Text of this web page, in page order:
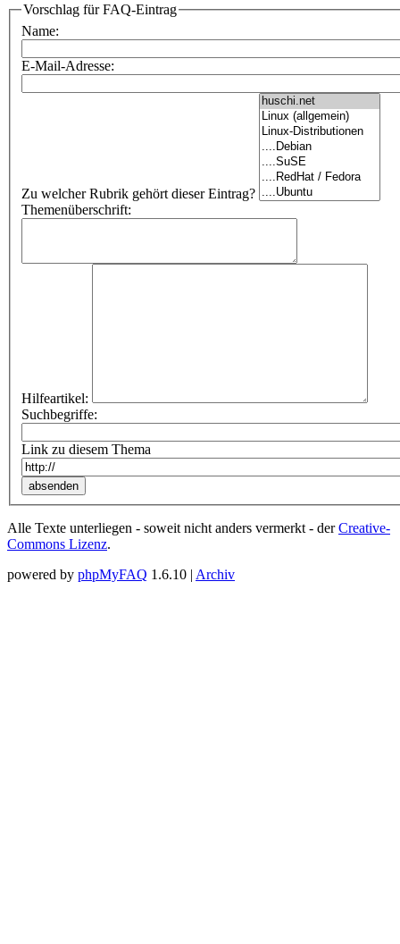
Vorschlag für FAQ-Eintrag
Name:
E-Mail-Adresse:
Zu welcher Rubrik gehört dieser Eintrag?
Themenüberschrift:
Hilfeartikel:
Suchbegriffe:
Link zu diesem Thema
Alle Texte unterliegen - soweit nicht anders vermerkt - derCreative-
Commons Lizenz.
powered by phpMyFAQ 1.6.10 | Archiv